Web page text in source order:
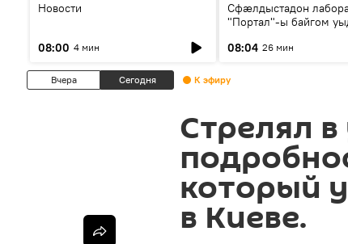
Новости
08:00 4 мин
Сфæлдыстадон
"Портал"-ы байгом
Æхсары куыстыты
08:04 26 мин
Вчера Сегодня К эфиру
Стрелял
который
в Киеве.